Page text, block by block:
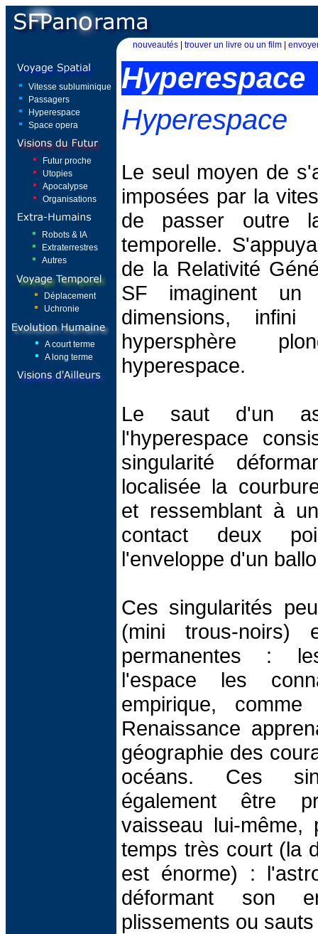
nouveautés trouver un livre ou un film
Vitesse subluminique
Passagers
Hyperespace
Space opera
Futur proche
Utopies
Apocalypse
Organisations
Robots & IA
Extraterrestres
Autres
Déplacement
Uchronie
A court terme
A long terme
Hyperespace
Hyperespace
Le seul moyen de
imposées par la
de passer outre
temporelle.
de la Relativité
SF imaginent
dimensions,
hypersphère
hyperespace.
Le saut d'un
l'hyperespace
singularité
localisée la
et ressemblant à
contact deux
l'enveloppe d'un
Ces singularités
(mini trous-
permanentes :
l'espace les
empirique,
Renaissance
géographie des
océans. Ces
également être
vaisseau lui-
temps très court (la
est énorme) :
déformant son
plissements ou